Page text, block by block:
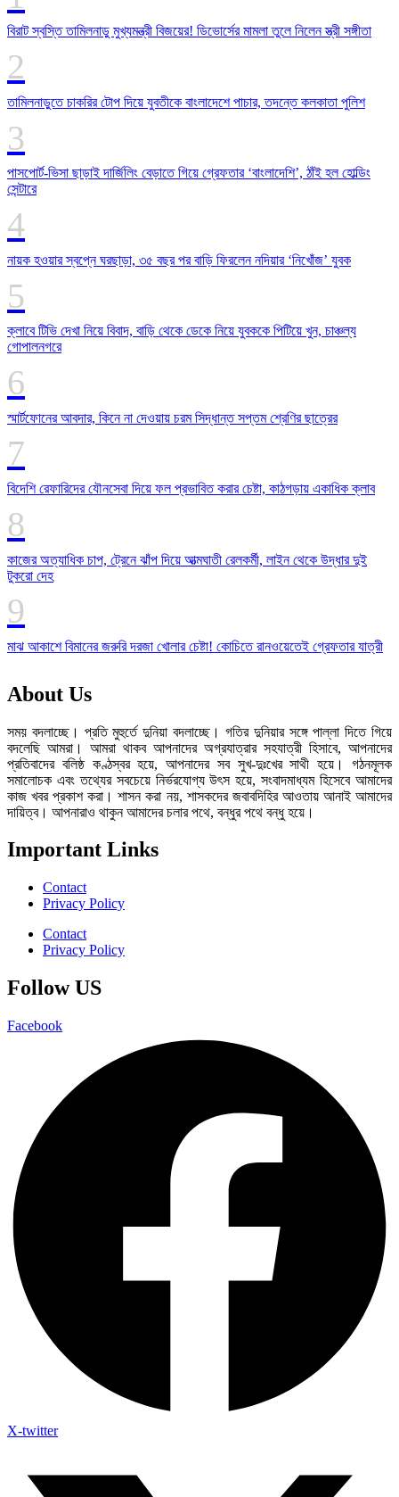
বিরাট স্বস্তি তামিলনাড়ু মুখ্যমন্ত্রী বিজয়ের! ডিভোর্সের মামলা তুলে নিলেন স্ত্রী সঙ্গীতা
তামিলনাড়ুতে চাকরির টোপ দিয়ে যুবতীকে বাংলাদেশে পাচার, তদন্তে কলকাতা পুলিশ
পাসপোর্ট-ভিসা ছাড়াই দার্জিলিং বেড়াতে গিয়ে গ্রেফতার ‘বাংলাদেশি’, ঠাঁই হল হোল্ডিং
সেন্টারে
নায়ক হওয়ার স্বপ্নে ঘরছাড়া, ৩৫ বছর পর বাড়ি ফিরলেন নদিয়ার ‘নিখোঁজ’ যুবক
ক্লাবে টিভি দেখা নিয়ে বিবাদ, বাড়ি থেকে ডেকে নিয়ে যুবককে পিটিয়ে খুন, চাঞ্চল্য
গোপালনগরে
স্মার্টফোনের আবদার, কিনে না দেওয়ায় চরম সিদ্ধান্ত সপ্তম শ্রেণির ছাত্রের
বিদেশি রেফারিদের যৌনসেবা দিয়ে ফল প্রভাবিত করার চেষ্টা, কাঠগড়ায় একাধিক ক্লাব
​কাজের অত্যাধিক চাপ, ট্রেনে ঝাঁপ দিয়ে আত্মঘাতী রেলকর্মী, লাইন থেকে উদ্ধার দুই
টুকরো দেহ
মাঝ আকাশে বিমানের জরুরি দরজা খোলার চেষ্টা! কোচিতে রানওয়েতেই গ্রেফতার যাত্রী
About Us
সময় বদলাচ্ছে। প্রতি মুহুর্তে দুনিয়া বদলাচ্ছে। গতির দুনিয়ার সঙ্গে পাল্লা দিতে গিয়ে
বদলেছি আমরা। আমরা থাকব আপনাদের অগ্রযাত্রার সহযাত্রী হিসাবে, আপনাদের
প্রতিবাদের বলিষ্ঠ কণ্ঠস্বর হয়ে, আপনাদের সব সুখ-দুঃখের সাথী হয়ে। গঠনমূলক
সমালোচক এবং তথ্যের সবচেয়ে নির্ভরযোগ্য উ‍ৎস হয়ে, সংবাদমাধ্যম হিসেবে আমাদের
কাজ খবর প্রকাশ করা। শাসন করা নয়, শাসকদের জবাবদিহির আওতায় আনাই আমাদের
দায়িত্ব। আপনারাও থাকুন আমাদের চলার পথে, বন্ধুর পথে বন্ধু হয়ে।
Important Links
Contact
Privacy Policy
Contact
Privacy Policy
Follow US
Facebook
X-twitter